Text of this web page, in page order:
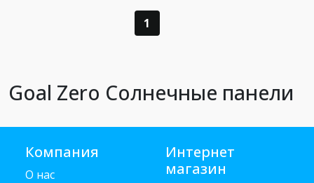
1
Goal Zero Солнечные панели
Компания
О нас
Интернет
магазин